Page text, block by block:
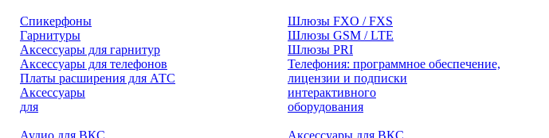
Спикерфоны
Гарнитуры
Аксессуары для гарнитур
Аксессуары для телефонов
Платы расширения для АТС
Шлюзы FXO / FXS
Шлюзы GSM / LTE
Шлюзы PRI
Телефония: программное обеспечение,
лицензии и подписки
Аксессуары
для
интерактивного
оборудования
Аудио для ВКС
Аксессуары для ВКС